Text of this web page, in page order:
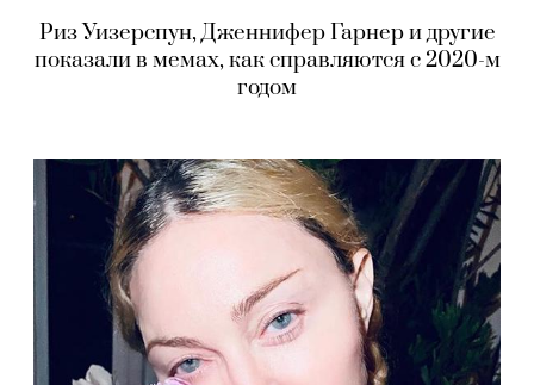
Риз Уизерспун, Дженнифер Гарнер и другие
показали в мемах, как справляются с 2020-м
годом